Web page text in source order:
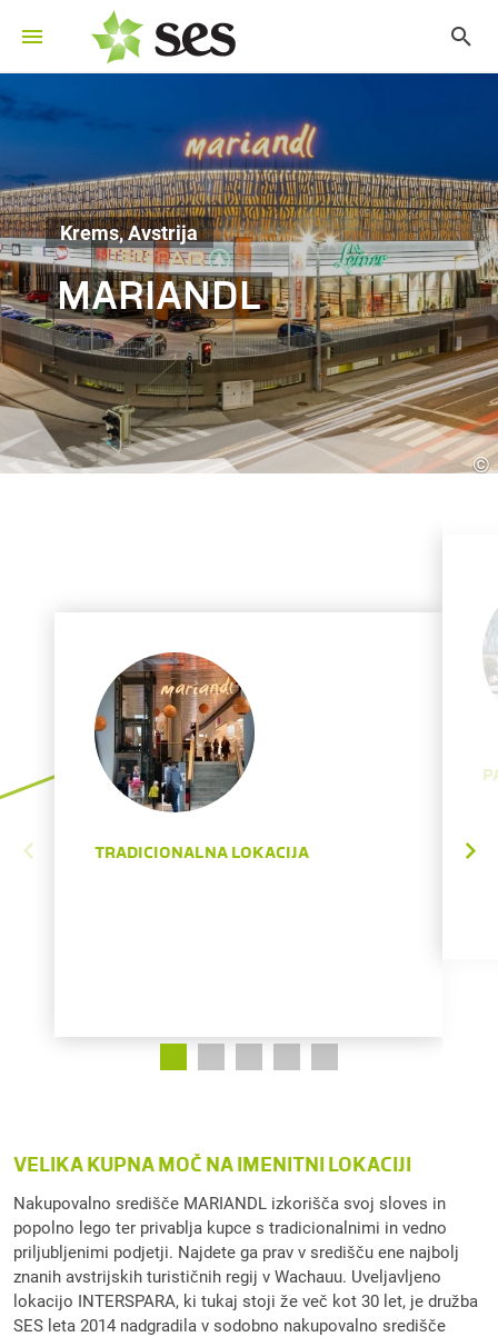
Krems, Avstrija
MARIANDL
©
TRADICIONALNA LOKACIJA
VELIKA KUPNA MOČ NA IMENITNI LOKACIJI
Nakupovalno središče MARIANDL izkorišča svoj sloves in
popolno lego ter privablja kupce s tradicionalnimi in vedno
priljubljenimi podjetji. Najdete ga prav v središču ene najbolj
znanih avstrijskih turističnih regij v Wachauu. Uveljavljeno
lokacijo INTERSPARA, ki tukaj stoji že več kot 30 let, je družba
SES leta 2014 nadgradila v sodobno nakupovalno središče